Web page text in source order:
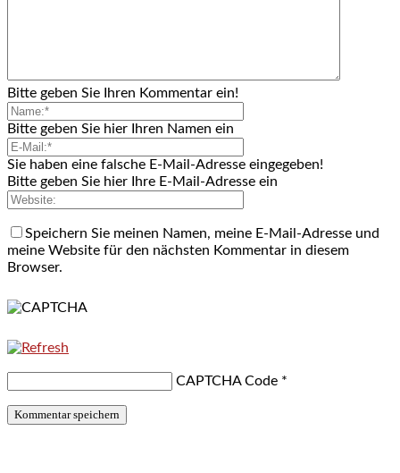
Bitte geben Sie Ihren Kommentar ein!
Bitte geben Sie hier Ihren Namen ein
Sie haben eine falsche E-Mail-Adresse eingegeben!
Bitte geben Sie hier Ihre E-Mail-Adresse ein
Speichern Sie meinen Namen, meine E-Mail-Adresse und
meine Website für den nächsten Kommentar in diesem
Browser.
CAPTCHA Code *